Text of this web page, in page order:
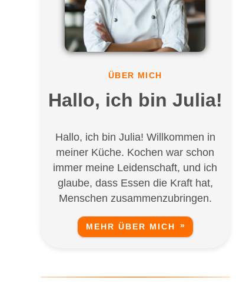
ÜBER MICH
Hallo, ich bin Julia!
Hallo, ich bin Julia! Willkommen in
meiner Küche. Kochen war schon
immer meine Leidenschaft, und ich
glaube, dass Essen die Kraft hat,
Menschen zusammenzubringen.
MEHR ÜBER MICH